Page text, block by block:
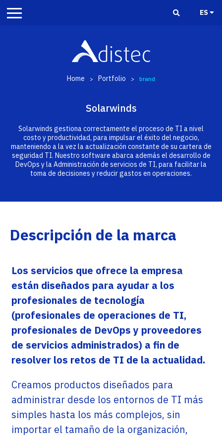
ES
Home > Portfolio > brand
Solarwinds
Solarwinds gestiona correctamente el proceso de TI a nivel
costo y productividad, para impulsar el éxito del negocio,
manteniendo a la vez la actualización constante de su cartera de
seguridad TI. Nuestro software abarca además el desarrollo de
DevOps y la Administración de servicios de TI, para facilitar la
toma de decisiones y reducir gastos en operaciones.
Descripción de la marca
Los servicios que ofrece la empresa
están diseñados para ayudar a los
profesionales de tecnología
(profesionales de operaciones de TI,
profesionales de DevOps y proveedores
de servicios administrados) a fin de
resolver los retos de TI de la actualidad.
Creamos productos diseñados para
administrar desde los entornos de TI más
simples hasta los más complejos, sin
importar el tamaño de la organización,